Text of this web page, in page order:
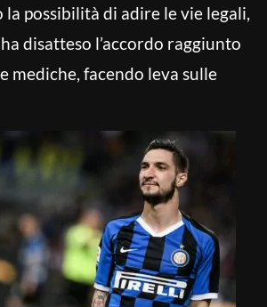
la possibilità di adire le vie legali,
ha disatteso l’accordo raggiunto
mediche, facendo leva sulle